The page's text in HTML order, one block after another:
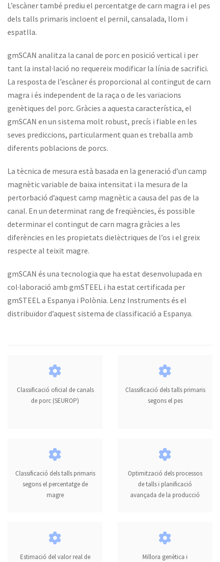
L’escàner també prediu el percentatge de carn magra i el pes
dels talls primaris incloent el pernil, cansalada, llom i
espatlla.
gmSCAN analitza la canal de porc en posició vertical i per
tant la instal·lació no requereix modificar la línia de sacrifici.
La resposta de l’escàner és proporcional al contingut de carn
magra i és independent de la raça o de les variacions
genètiques del porc. Gràcies a aquesta característica, el
gmSCAN en un sistema molt robust, precís i fiable en les
seves prediccions, particularment quan es treballa amb
diferents poblacions de porcs.
La tècnica de mesura està basada en la generació d’un camp
magnètic variable de baixa intensitat i la mesura de la
pertorbació d’aquest camp magnètic a causa del pas de la
canal. En un determinat rang de freqüències, és possible
determinar el contingut de carn magra gràcies a les
diferències en les propietats dielèctriques de l’os i el greix
respecte al teixit magre.
gmSCAN és una tecnologia que ha estat desenvolupada en
col·laboració amb gmSTEEL i ha estat certificada per
gmSTEEL a Espanya i Polònia. Lenz Instruments és el
distribuïdor d’aquest sistema de classificació a Espanya.
Classificació oficial de canals
de porc (SEUROP)
Classificació dels talls primaris
segons el pes
Classificació dels talls primaris
segons el percentatge de
magre
Optimització dels processos
de talls i planificació
avançada de la producció
Estimació del valor real de
Millora genètica i